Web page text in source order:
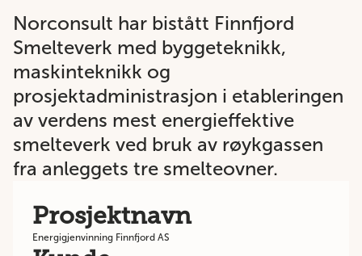
Norconsult har bistått Finnfjord
Smelteverk med byggeteknikk,
maskinteknikk og
prosjektadministrasjon i etableringen
av verdens mest energieffektive
smelteverk ved bruk av røykgassen
fra anleggets tre smelteovner.
Prosjektnavn
Energigjenvinning Finnfjord AS